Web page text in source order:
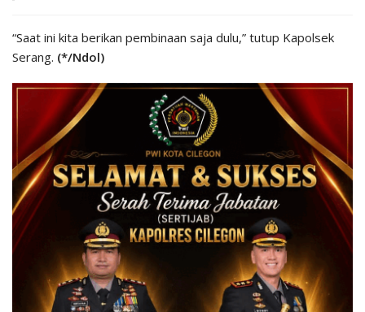
“Saat ini kita berikan pembinaan saja dulu,” tutup Kapolsek
Serang. (*/Ndol)